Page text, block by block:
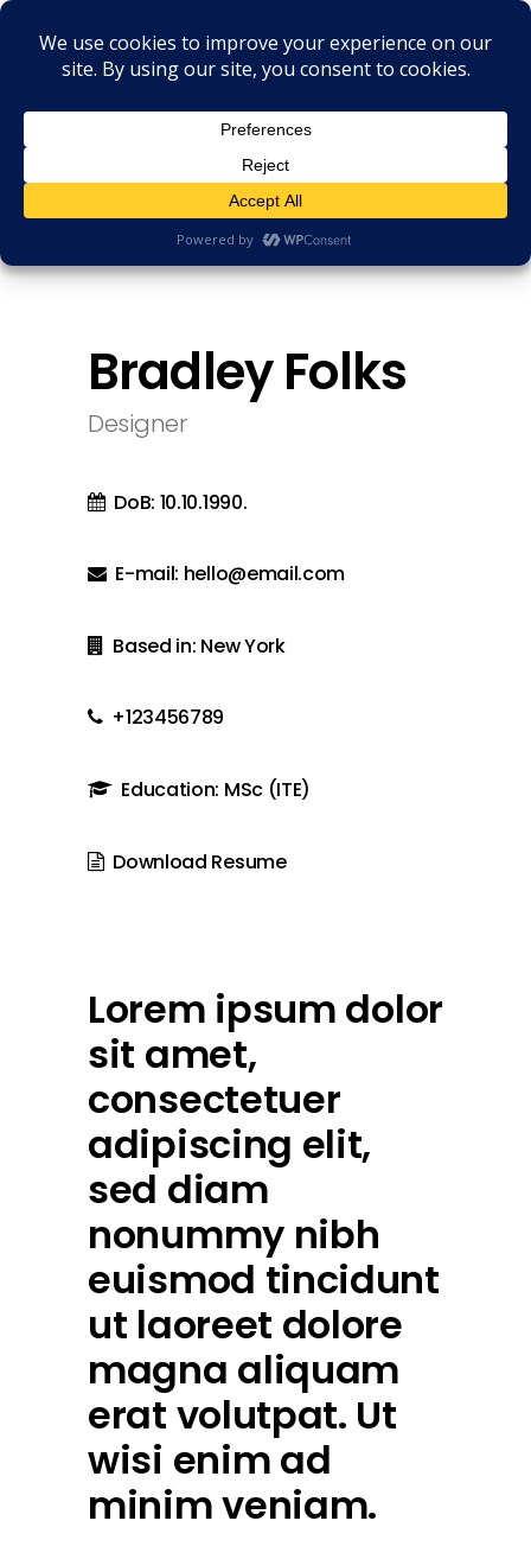
Bradley Folks
Designer
DoB: 10.10.1990.
E-mail: hello@email.com
Based in: New York
+123456789
Education: MSc (ITE)
Download Resume
Lorem ipsum dolor
sit amet,
consectetuer
adipiscing elit,
sed diam
nonummy nibh
euismod tincidunt
ut laoreet dolore
magna aliquam
erat volutpat. Ut
wisi enim ad
minim veniam.